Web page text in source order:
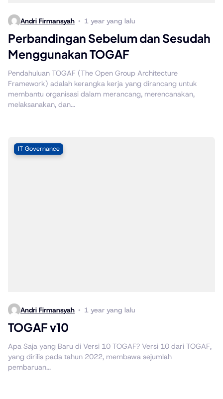
Andri Firmansyah 1 year yang lalu
Perbandingan Sebelum dan Sesudah
Menggunakan TOGAF
Pendahuluan TOGAF (The Open Group Architecture
Framework) adalah kerangka kerja yang dirancang untuk
membantu organisasi dalam merancang, merencanakan,
melaksanakan, dan...
IT Governance
Andri Firmansyah 1 year yang lalu
TOGAF v10
Apa Saja yang Baru di Versi 10 TOGAF? Versi 10 dari TOGAF,
yang dirilis pada tahun 2022, membawa sejumlah
pembaruan...